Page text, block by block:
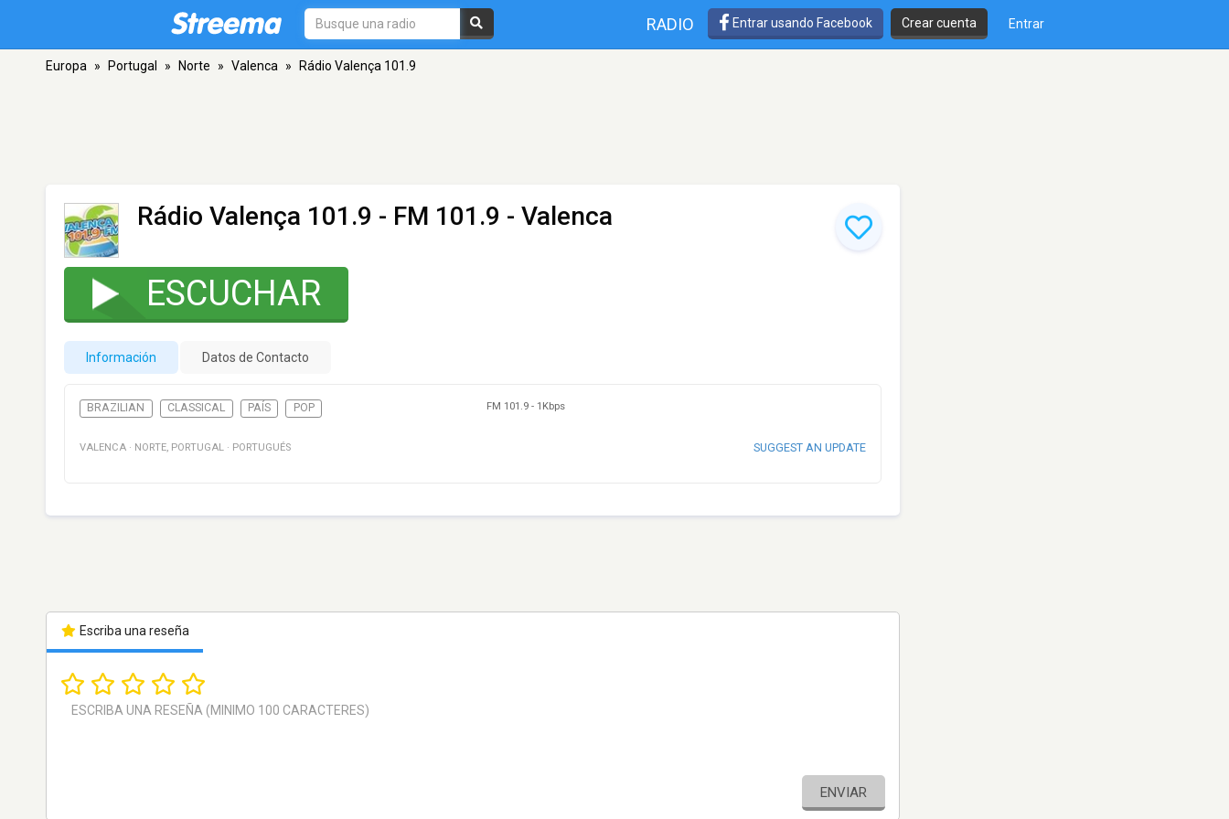
RADIO Entrar usando Facebook Crear cuenta Entrar
Europa » Portugal » Norte » Valenca » Rádio Valença 101.9
Rádio Valença 101.9 - FM 101.9 - Valenca
ESCUCHAR
Información Datos de Contacto
BRAZILIAN CLASSICAL PAÍS POP FM 101.9 - 1Kbps
VALENCA · NORTE, PORTUGAL · PORTUGUÉS SUGGEST AN UPDATE
Escriba una reseña
ENVIAR